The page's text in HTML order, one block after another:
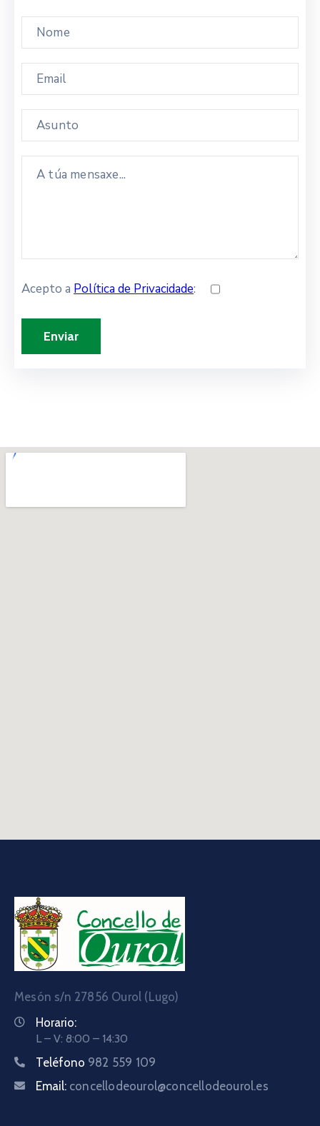
Acepto a Política de Privacidade:
Mesón s/n 27856 Ourol (Lugo)
Horario:
L – V: 8:00 – 14:30
Teléfono 982 559 109
Email: concellodeourol@concellodeourol.es